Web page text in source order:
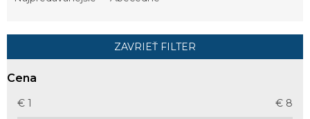
p
r
ZAVRIEŤ FILTER
Cena
€ 1 € 8